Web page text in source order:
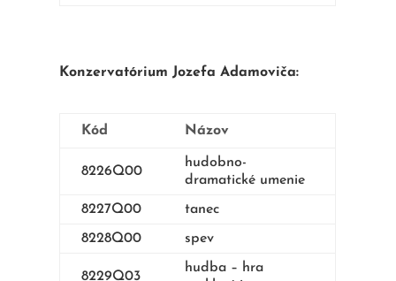
Konzervatórium Jozefa Adamoviča:
Kód Názov
8226Q00
hudobno-
dramatické umenie
8227Q00 tanec
8228Q00 spev
8229Q03
hudba – hra